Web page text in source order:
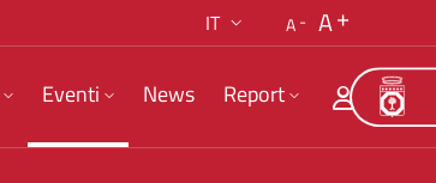
IT A A
Eventi News Report